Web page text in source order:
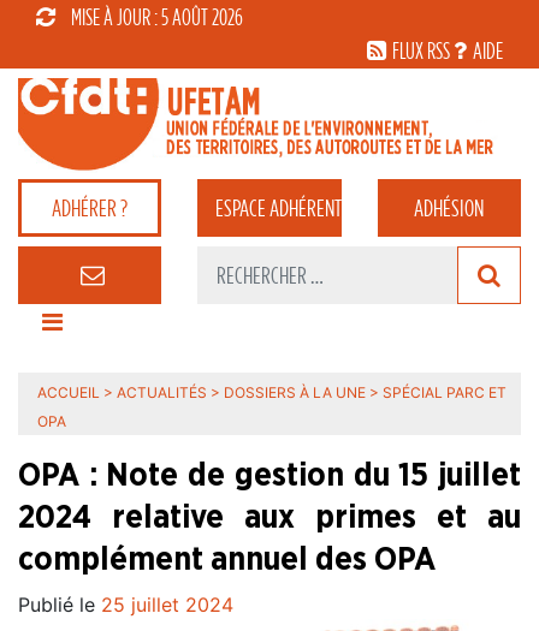
MISE À JOUR : 5 AOÛT 2026
FLUX RSS
AIDE
ADHÉRER ? ESPACEADHÉRENT ADHÉSION
ACCUEIL > ACTUALITÉS > DOSSIERS À LA UNE > SPÉCIAL PARC ET
OPA
OPA : Note de gestion du 15 juillet
2024 relative aux primes et au
complément annuel des OPA
Publié le 25 juillet 2024